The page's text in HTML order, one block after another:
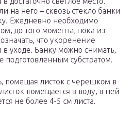
на него – сквозь стекло банки
Ежедневно необходимо
до того момента, пока из
что укоренение
уходе. Банку можно снимать,
подготовленным субстратом.
помещая листок с черешком в
помещается в воду, в ней
не более 4-5 см листа.